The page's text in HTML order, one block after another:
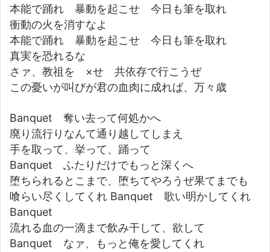
本能で踊れ 暴動を起こせ 今日も筆を取れ
衝動の火を消すなよ
本能で踊れ 暴動を起こせ 今日も筆を取れ
真実を恐れるな
さァ、教祖を ×せ 共依存で行こうぜ
この憂いが叫びが君の血肉に成れば、万々歳
Banquet 奪い去って何処かへ
廃り流行りなんて通り越してしまえ
手を取って、挙って、踊って
Banquet ふたりだけでもっと深くへ
堕ちられるとこまで、堕ちてやろうぜ果てまでも
喰らい尽くしてくれ Banquet 歌い明かしてくれ
Banquet
流れる血の一滴まで飲み干して、欲して
Banquet なァ、もっと俺を愛してくれ